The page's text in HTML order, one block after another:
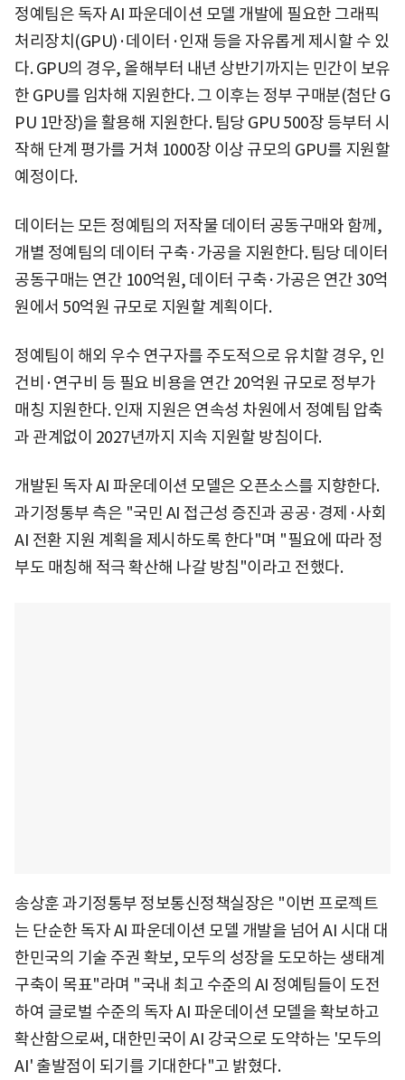
정예팀은 독자 AI 파운데이션 모델 개발에 필요한 그래픽
처리장치(GPU)·데이터·인재 등을 자유롭게 제시할 수 있
다. GPU의 경우, 올해부터 내년 상반기까지는 민간이 보유
한 GPU를 임차해 지원한다. 그 이후는 정부 구매분(첨단 G
PU 1만장)을 활용해 지원한다. 팀당 GPU 500장 등부터 시
작해 단계 평가를 거쳐 1000장 이상 규모의 GPU를 지원할
예정이다.
데이터는 모든 정예팀의 저작물 데이터 공동구매와 함께,
개별 정예팀의 데이터 구축·가공을 지원한다. 팀당 데이터
공동구매는 연간 100억원, 데이터 구축·가공은 연간 30억
원에서 50억원 규모로 지원할 계획이다.
정예팀이 해외 우수 연구자를 주도적으로 유치할 경우, 인
건비·연구비 등 필요 비용을 연간 20억원 규모로 정부가
매칭 지원한다. 인재 지원은 연속성 차원에서 정예팀 압축
과 관계없이 2027년까지 지속 지원할 방침이다.
개발된 독자 AI 파운데이션 모델은 오픈소스를 지향한다.
과기정통부 측은 "국민 AI 접근성 증진과 공공·경제·사회
AI 전환 지원 계획을 제시하도록 한다"며 "필요에 따라 정
부도 매칭해 적극 확산해 나갈 방침"이라고 전했다.
송상훈 과기정통부 정보통신정책실장은 "이번 프로젝트
는 단순한 독자 AI 파운데이션 모델 개발을 넘어 AI 시대 대
한민국의 기술 주권 확보, 모두의 성장을 도모하는 생태계
구축이 목표"라며 "국내 최고 수준의 AI 정예팀들이 도전
하여 글로벌 수준의 독자 AI 파운데이션 모델을 확보하고
확산함으로써, 대한민국이 AI 강국으로 도약하는 '모두의
AI' 출발점이 되기를 기대한다"고 밝혔다.